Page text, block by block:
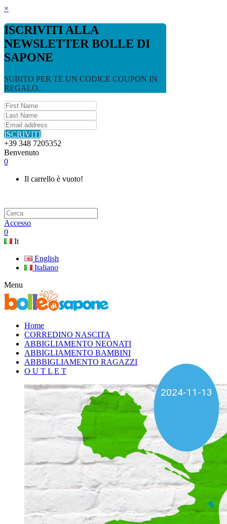
×
ISCRIVITI ALLA
NEWSLETTER BOLLE DI
SAPONE
SUBITO PER TE UN CODICE COUPON IN
REGALO.
ISCRIVITI
+39 348 7205352
Benvenuto
0
Il carrello è vuoto!
Accesso
0
It
English
Italiano
Menu
Home
CORREDINO NASCITA
ABBIGLIAMENTO NEONATI
ABBIGLIAMENTO BAMBINI
ABBBIGLIAMENTO RAGAZZI
O U T L E T
2025-01-04
2024-11-13